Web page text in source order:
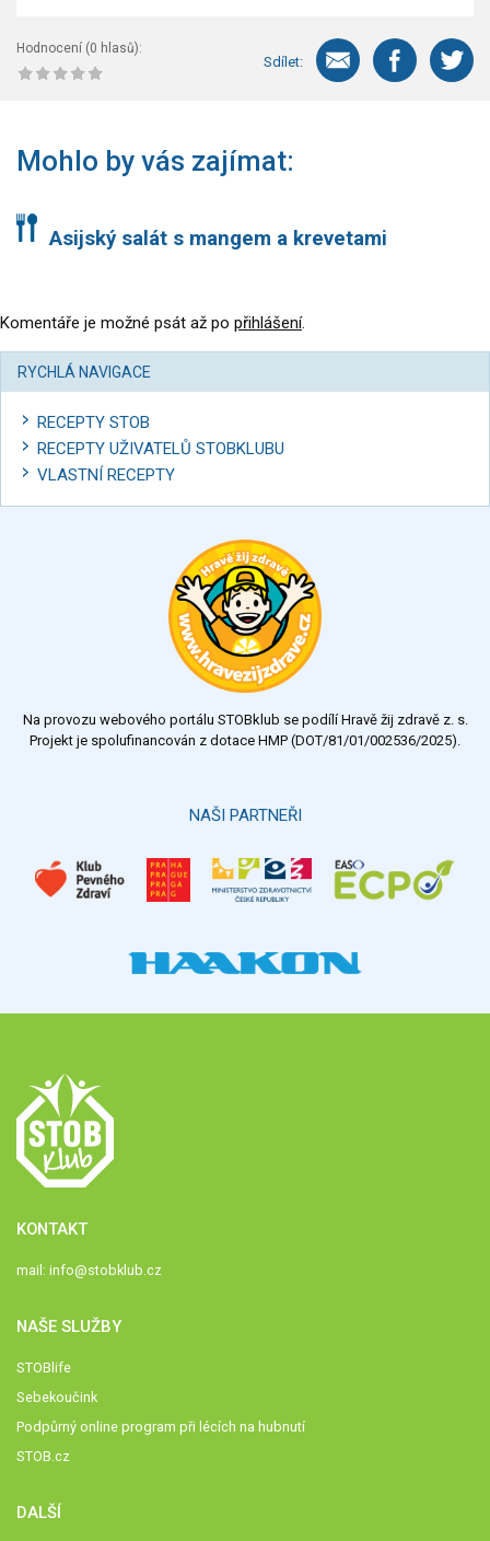
Hodnocení (0 hlasů):
Sdílet:
Mohlo by vás zajímat:
Asijský salát s mangem a krevetami
Komentáře je možné psát až po přihlášení.
RYCHLÁ NAVIGACE
RECEPTY STOB
RECEPTY UŽIVATELŮ STOBKLUBU
VLASTNÍ RECEPTY
Na provozu webového portálu STOBklub se podílí Hravě žij zdravě z. s.
Projekt je spolufinancován z dotace HMP (DOT/81/01/002536/2025).
NAŠI PARTNEŘI
KONTAKT
mail: info@stobklub.cz
NAŠE SLUŽBY
STOBlife
Sebekoučink
Podpůrný online program při lécích na hubnutí
STOB.cz
DALŠÍ